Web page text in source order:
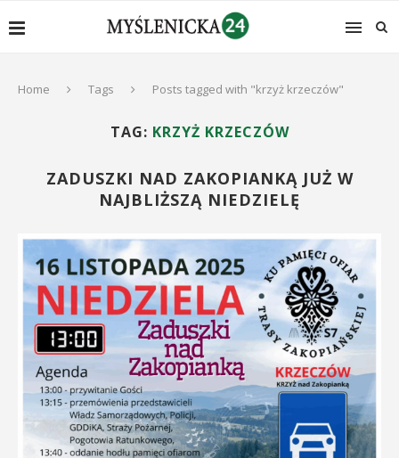
Home Tags Posts tagged with "krzyż krzeczów"
TAG: KRZYŻ KRZECZÓW
ZADUSZKI NAD ZAKOPIANKĄ JUŻ W
NAJBLIŻSZĄ NIEDZIELĘ